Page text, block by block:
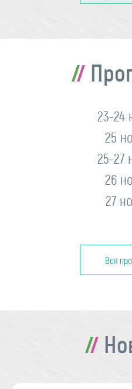
23-24
25
25-27
26
27
Вся